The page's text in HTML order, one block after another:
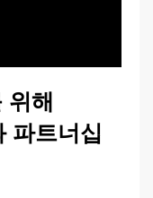
위해
트너십